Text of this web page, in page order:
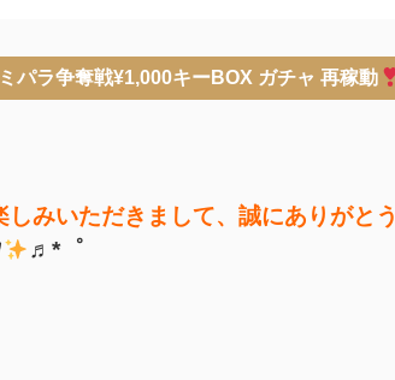
パラ争奪戦¥1,000キーBOX ガチャ 再稼動
みいただきまして、誠にありがとう
♬*゜